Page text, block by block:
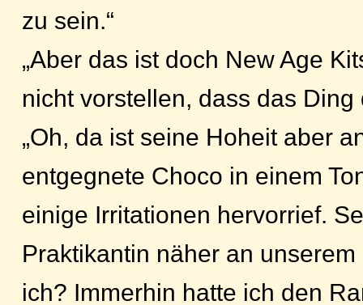
zu sein.“
„Aber das ist doch New Age
nicht vorstellen, dass das Ding
„Oh, da ist seine Hoheit aber
entgegnete Choco in einem
einige Irritationen hervorrief.
Praktikantin näher an
ich? Immerhin hatte ich den